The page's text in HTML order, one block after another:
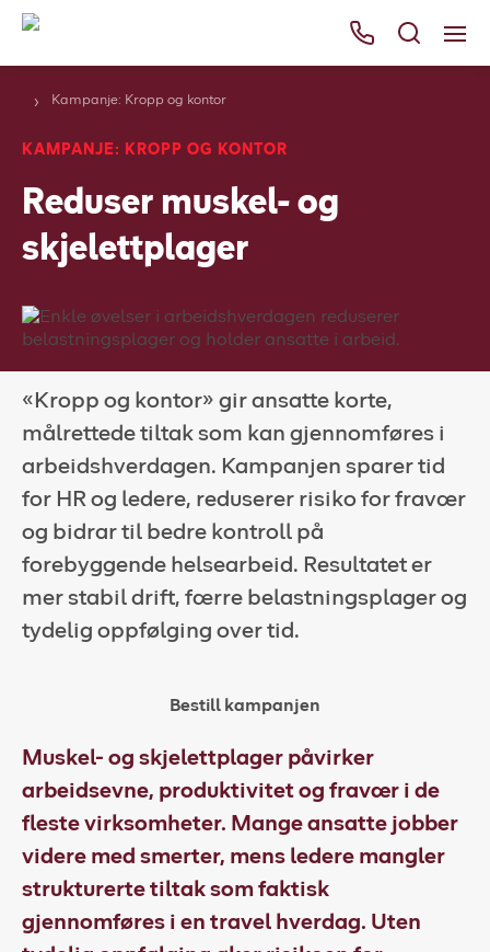
Våre tjenester
Områder
Kurs
Bli kunde
Ressurser
Om Falck
Falck Globalt
Kundeportal
HMS-verktøy
Kontakt oss
Kampanje: Kropp og kontor
KAMPANJE: KROPP OG KONTOR
Reduser muskel- og
skjelettplager
«Kropp og kontor» gir ansatte korte,
målrettede tiltak som kan gjennomføres i
arbeidshverdagen. Kampanjen sparer tid
for HR og ledere, reduserer risiko for fravær
og bidrar til bedre kontroll på
forebyggende helsearbeid. Resultatet er
mer stabil drift, færre belastningsplager og
tydelig oppfølging over tid.
Bestill kampanjen
Muskel- og skjelettplager påvirker
arbeidsevne, produktivitet og fravær i de
fleste virksomheter. Mange ansatte jobber
videre med smerter, mens ledere mangler
strukturerte tiltak som faktisk
gjennomføres i en travel hverdag. Uten